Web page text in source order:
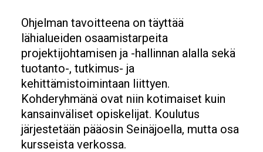
Ohjelman tavoitteena on täyttää
lähialueiden osaamistarpeita
projektijohtamisen ja -hallinnan alalla sekä
tuotanto-, tutkimus- ja
kehittämistoimintaan liittyen.
Kohderyhmänä ovat niin kotimaiset kuin
kansainväliset opiskelijat. Koulutus
järjestetään pääosin Seinäjoella, mutta osa
kursseista verkossa.